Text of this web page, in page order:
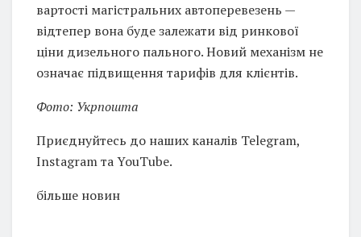
вартості магістральних автоперевезень —
відтепер вона буде залежати від ринкової
ціни дизельного пального. Новий механізм не
означає підвищення тарифів для клієнтів.
Фото: Укрпошта
Приєднуйтесь до наших каналів Telegram,
Instagram та YouTube.
більше новин